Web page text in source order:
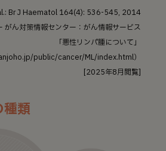
Br J Haematol 164(4): 536-545, 2014
がん対策情報センター：がん情報サービス
「悪性リンパ腫について」
public/cancer/ML/index.html）
[2025年8月閲覧]
種類